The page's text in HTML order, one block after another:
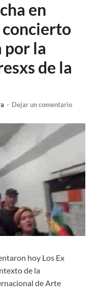
en
concierto
por la
de la
- Dejar un comentario
hoy Los Ex
de la
de Arte